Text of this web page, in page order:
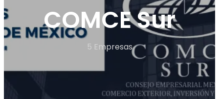
COMCE Sur
5 Empresas